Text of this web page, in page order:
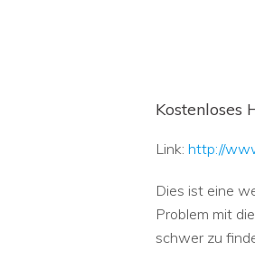
Kostenloses
Link: http://
Dies ist eine
Problem mit
schwer zu